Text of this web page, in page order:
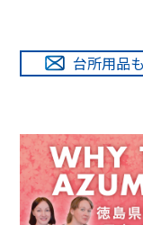
台所用品